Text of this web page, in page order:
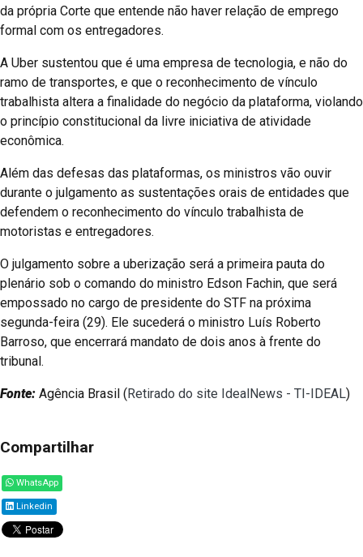
da própria Corte que entende não haver relação de emprego
formal com os entregadores.
A Uber sustentou que é uma empresa de tecnologia, e não do
ramo de transportes, e que o reconhecimento de vínculo
trabalhista altera a finalidade do negócio da plataforma, violando
o princípio constitucional da livre iniciativa de atividade
econômica.
Além das defesas das plataformas, os ministros vão ouvir
durante o julgamento as sustentações orais de entidades que
defendem o reconhecimento do vínculo trabalhista de
motoristas e entregadores.
O julgamento sobre a uberização será a primeira pauta do
plenário sob o comando do ministro Edson Fachin, que será
empossado no cargo de presidente do STF na próxima
segunda-feira (29). Ele sucederá o ministro Luís Roberto
Barroso, que encerrará mandato de dois anos à frente do
tribunal.
Fonte: Agência Brasil (Retirado do site IdealNews - TI-IDEAL)
Compartilhar
WhatsApp
Linkedin